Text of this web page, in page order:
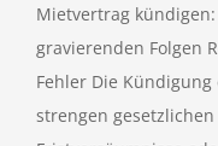
Mietvertrag
gravierenden Folgen
Fehler Die
strengen